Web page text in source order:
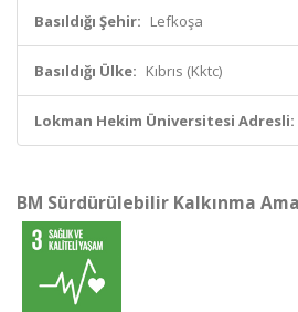
Basıldığı Şehir: Lefkoşa
Basıldığı Ülke: Kıbrıs (Kktc)
Lokman Hekim Üniversitesi Adresli:
BM Sürdürülebilir Kalkınma